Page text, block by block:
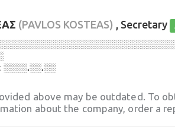
(PAVLOS KOSTEAS) , Secretary
░░░░.░░.░░
above may be outdated. To
about the company, order a